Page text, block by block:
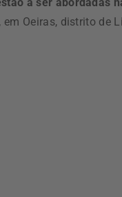
Oeiras, distrito de